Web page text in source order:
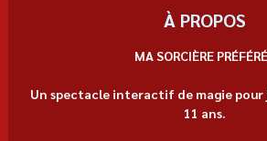
À PROPOS
MA SORCIÈRE
Un spectacle interactif de magie pour
11 ans.